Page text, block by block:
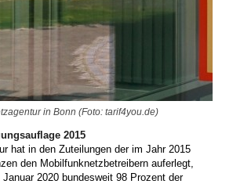
in Bonn (Foto: tarif4you.de)
2015
hat in den Zuteilungen der im Jahr 2015
den Mobilfunknetzbetreibern auferlegt,
2020 bundesweit 98 Prozent der